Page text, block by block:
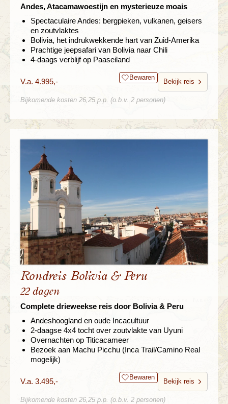
Andes, Atacamawoestijn en mysterieuze moais
Spectaculaire Andes: bergpieken, vulkanen, geisers
en zoutvlaktes
Bolivia, het indrukwekkende hart van Zuid-Amerika
Prachtige jeepsafari van Bolivia naar Chili
4-daags verblijf op Paaseiland
V.a. 4.995,- Bewaren
Bekijk reis
Bijkomende kosten 26,25 p.p. (o.b.v. 2 personen)
Rondreis Bolivia & Peru
22 dagen
Complete drieweekse reis door Bolivia & Peru
Andeshoogland en oude Incacultuur
2-daagse 4x4 tocht over zoutvlakte van Uyuni
Overnachten op Titicacameer
Bezoek aan Machu Picchu (Inca Trail/Camino Real
mogelijk)
V.a. 3.495,- Bewaren
Bekijk reis
Bijkomende kosten 26,25 p.p. (o.b.v. 2 personen)